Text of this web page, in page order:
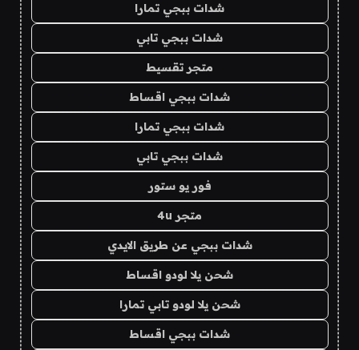
شدات ببجي تمارا
شدات ببجي تابي
متجر تقسيط
شدات ببجي اقساط
شدات ببجي تمارا
شدات ببجي تابي
فور يو ستور
متجر 4u
شدات ببجي عن طريق الايدي
شحن يلا لودو اقساط
شحن يلا لودو تابي تمارا
شدات ببجي اقساط